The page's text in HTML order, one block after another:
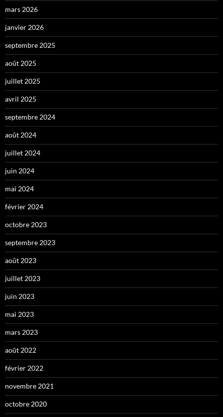
mars 2026
janvier 2026
septembre 2025
août 2025
juillet 2025
avril 2025
septembre 2024
août 2024
juillet 2024
juin 2024
mai 2024
février 2024
octobre 2023
septembre 2023
août 2023
juillet 2023
juin 2023
mai 2023
mars 2023
août 2022
février 2022
novembre 2021
octobre 2020